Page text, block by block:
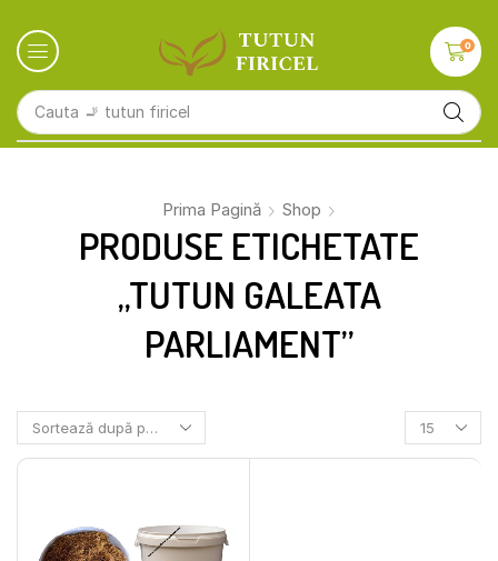
Cauta 🚬 tutun firicel
0
Prima Pagină Shop
PRODUSE ETICHETATE
„TUTUN GALEATA
PARLIAMENT”